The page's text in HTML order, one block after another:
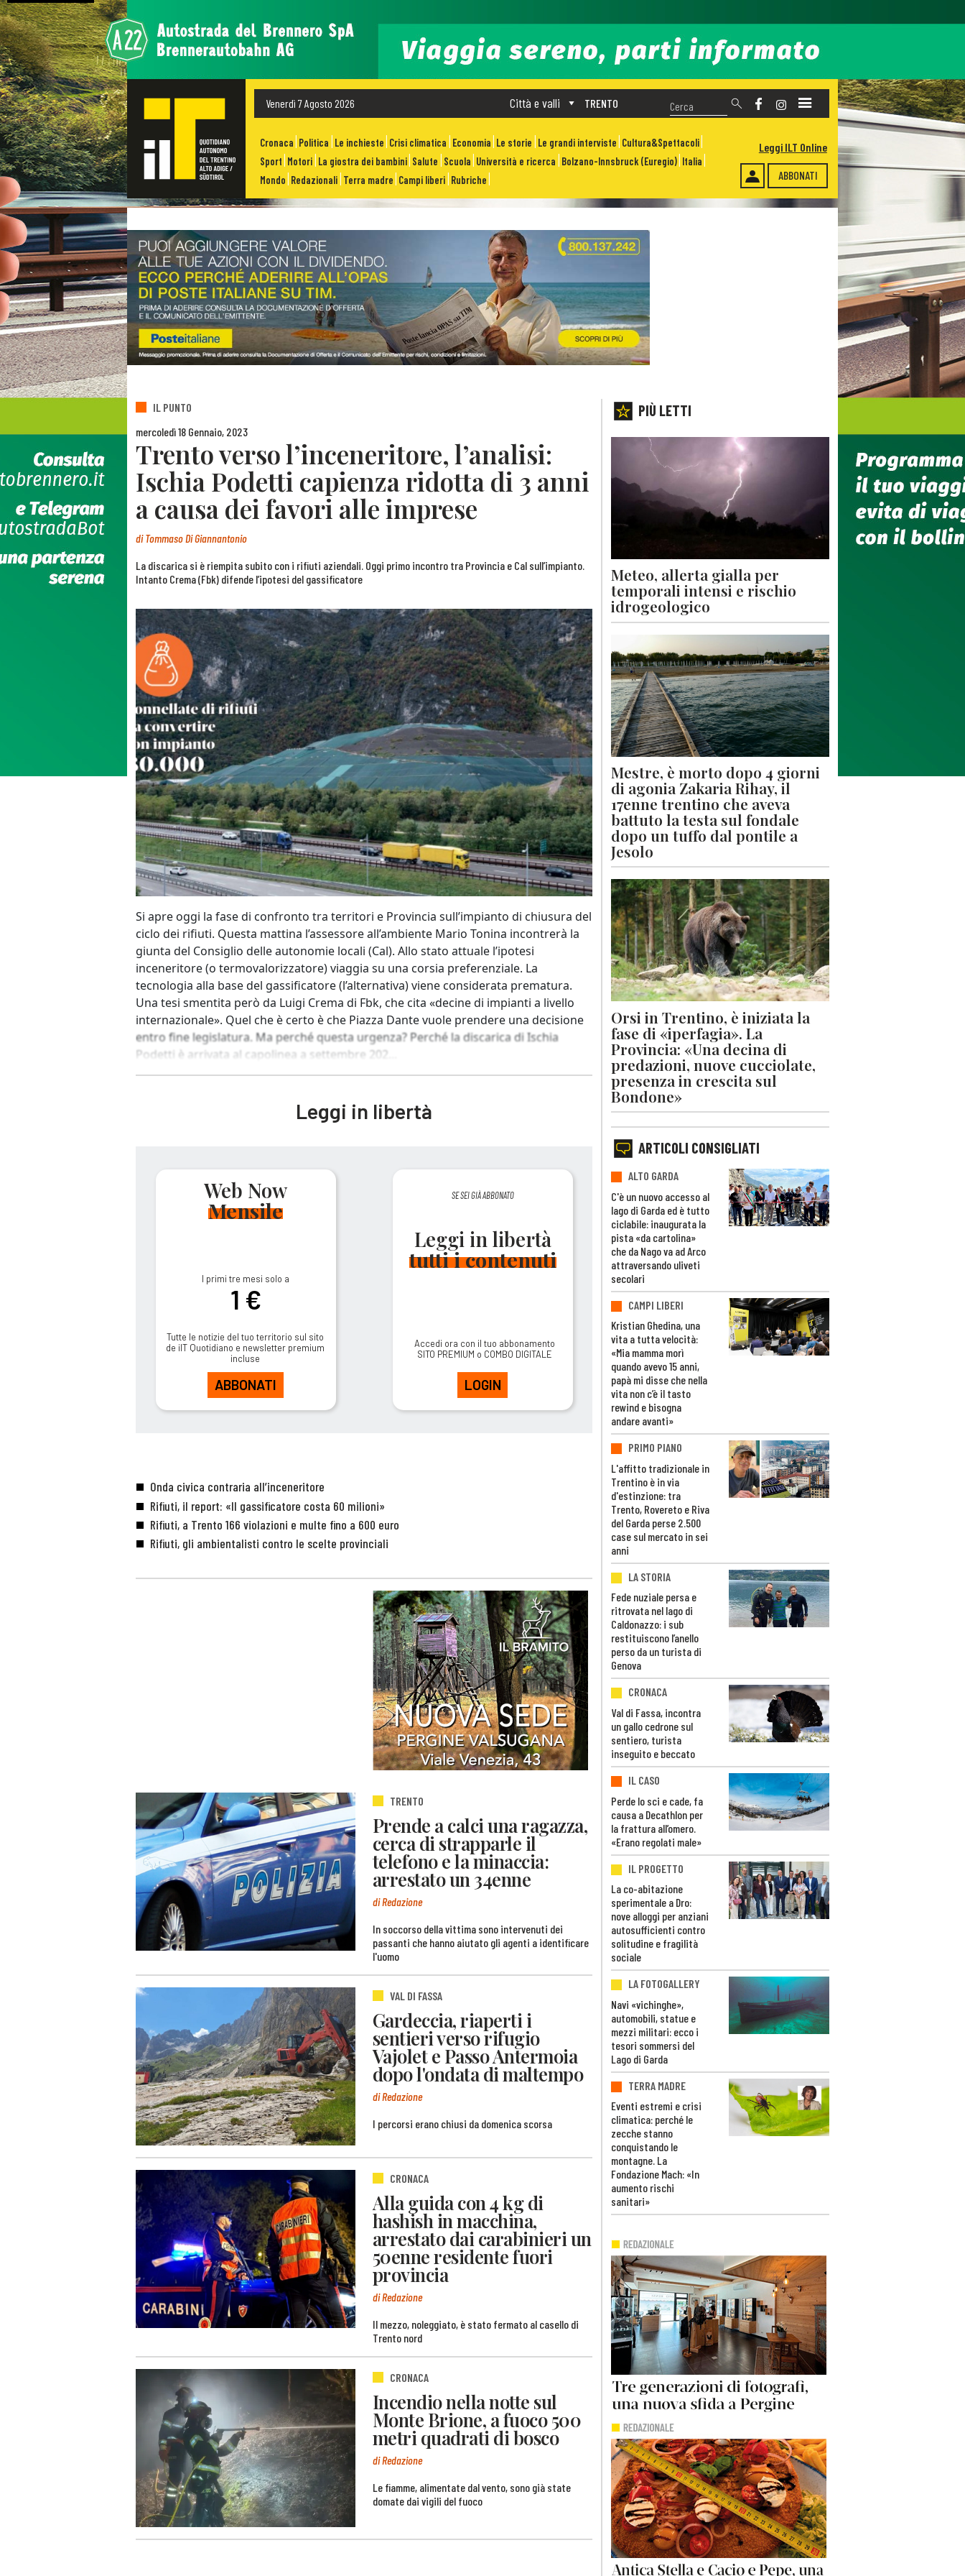
Venerdì 7 Agosto 2026 TRENTO
Città e valli
Cronaca Politica Le inchieste Crisi climatica Economia Le storie Le grandi interviste Cultura&Spettacoli
Sport Motori La giostra dei bambini Salute Scuola Università e ricerca Bolzano-Innsbruck (Euregio) Italia
Mondo Redazionali Terra madre Campi liberi Rubriche ABBONATI
Leggi ILT Online
IL PUNTO
mercoledì 18 Gennaio, 2023
Trento verso l’inceneritore, l’analisi:
Ischia Podetti capienza ridotta di 3 anni
a causa dei favori alle imprese
diTommaso Di Giannantonio
La discarica si è riempita subito con i rifiuti aziendali. Oggi primo incontro tra Provincia e Cal sull’impianto.
Intanto Crema (Fbk) difende l’ipotesi del gassificatore
Si apre oggi la fase di confronto tra territori e Provincia sull’impianto di chiusura del
ciclo dei rifiuti. Questa mattina l’assessore all’ambiente Mario Tonina incontrerà la
giunta del Consiglio delle autonomie locali (Cal). Allo stato attuale l’ipotesi
inceneritore (o termovalorizzatore) viaggia su una corsia preferenziale. La
tecnologia alla base del gassificatore (l’alternativa) viene considerata prematura.
Una tesi smentita però da Luigi Crema di Fbk, che cita «decine di impianti a livello
internazionale». Quel che è certo è che Piazza Dante vuole prendere una decisione
entro fine legislatura. Ma perché questa urgenza? Perché la discarica di Ischia
Podetti è arrivata al capolinea a settembre 202...
Leggi in libertà
Web Now
Mensile
I primi tre mesi solo a
1 €
Tutte le notizie del tuo territorio sul sito
de ilT Quotidiano e newsletter premium
incluse
ABBONATI
SE SEI GIÀ ABBONATO
Leggi in libertà
tutti i contenuti
Accedi ora con il tuo abbonamento
SITO PREMIUM o COMBO DIGITALE
LOGIN
Onda civica contraria all’inceneritore
Rifiuti, il report: «Il gassificatore costa 60 milioni»
Rifiuti, a Trento 166 violazioni e multe fino a 600 euro
Rifiuti, gli ambientalisti contro le scelte provinciali
TRENTO
Prende a calci una ragazza,
cerca di strapparle il
telefono e la minaccia:
arrestato un 34enne
di Redazione
In soccorso della vittima sono intervenuti dei
passanti che hanno aiutato gli agenti a identificare
l'uomo
VAL DI FASSA
Gardeccia, riaperti i
sentieri verso rifugio
Vajolet e Passo Antermoia
dopo l'ondata di maltempo
di Redazione
I percorsi erano chiusi da domenica scorsa
CRONACA
Alla guida con 4 kg di
hashish in macchina,
arrestato dai carabinieri un
50enne residente fuori
provincia
di Redazione
Il mezzo, noleggiato, è stato fermato al casello di
Trento nord
CRONACA
Incendio nella notte sul
Monte Brione, a fuoco 500
metri quadrati di bosco
di Redazione
Le fiamme, alimentate dal vento, sono già state
domate dai vigili del fuoco
PIÙ LETTI
Meteo, allerta gialla per
temporali intensi e rischio
idrogeologico
Mestre, è morto dopo 4 giorni
di agonia Zakaria Rihay, il
17enne trentino che aveva
battuto la testa sul fondale
dopo un tuffo dal pontile a
Jesolo
Orsi in Trentino, è iniziata la
fase di «iperfagia». La
Provincia: «Una decina di
predazioni, nuove cucciolate,
presenza in crescita sul
Bondone»
ARTICOLI CONSIGLIATI
ALTO GARDA
C'è un nuovo accesso al
lago di Garda ed è tutto
ciclabile: inaugurata la
pista «da cartolina»
che da Nago va ad Arco
attraversando uliveti
secolari
CAMPI LIBERI
Kristian Ghedina, una
vita a tutta velocità:
«Mia mamma morì
quando avevo 15 anni,
papà mi disse che nella
vita non c’è il tasto
rewind e bisogna
andare avanti»
PRIMO PIANO
L'affitto tradizionale in
Trentino è in via
d'estinzione: tra
Trento, Rovereto e Riva
del Garda perse 2.500
case sul mercato in sei
anni
LA STORIA
Fede nuziale persa e
ritrovata nel lago di
Caldonazzo: i sub
restituiscono l’anello
perso da un turista di
Genova
CRONACA
Val di Fassa, incontra
un gallo cedrone sul
sentiero, turista
inseguito e beccato
IL CASO
Perde lo sci e cade, fa
causa a Decathlon per
la frattura all’omero.
«Erano regolati male»
IL PROGETTO
La co-abitazione
sperimentale a Dro:
nove alloggi per anziani
autosufficienti contro
solitudine e fragilità
sociale
LA FOTOGALLERY
Navi «vichinghe»,
automobili, statue e
mezzi militari: ecco i
tesori sommersi del
Lago di Garda
TERRA MADRE
Eventi estremi e crisi
climatica: perché le
zecche stanno
conquistando le
montagne. La
Fondazione Mach: «In
aumento rischi
sanitari»